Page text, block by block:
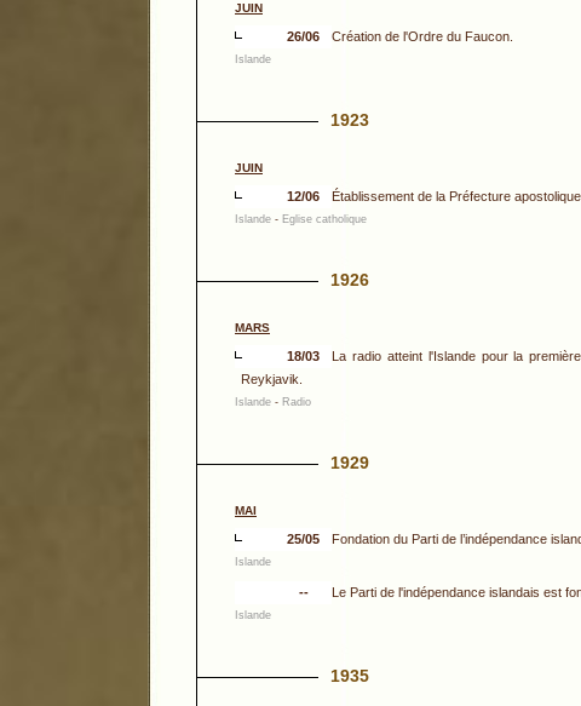
JUIN
26/06 Création de l'Ordre du Faucon.
Islande
1923
JUIN
12/06 Établissement de la Préfecture
Islande - Eglise catholique
1926
MARS
18/03
La radio atteint l'Islande pour la
Reykjavik.
Islande - Radio
1929
MAI
25/05 Fondation du Parti de l’indépendance
Islande
-- Le Parti de l'indépendance islandais est
Islande
1935